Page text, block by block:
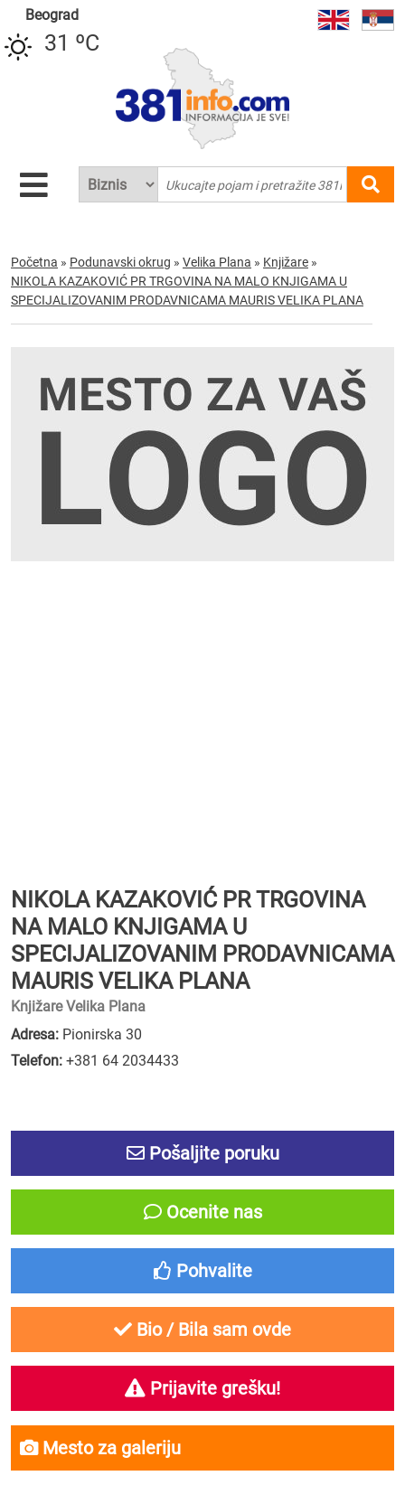
Beograd
31 ºC
Početna » Podunavski okrug » Velika Plana » Knjižare »
NIKOLA KAZAKOVIĆ PR TRGOVINA NA MALO KNJIGAMA U
SPECIJALIZOVANIM PRODAVNICAMA MAURIS VELIKA PLANA
NIKOLA KAZAKOVIĆ PR TRGOVINA
NA MALO KNJIGAMA U
SPECIJALIZOVANIM PRODAVNICAMA
MAURIS VELIKA PLANA
Knjižare Velika Plana
Adresa: Pionirska 30
Telefon: +381 64 2034433
Pošaljite poruku
Ocenite nas
Pohvalite
Bio / Bila sam ovde
Prijavite grešku!
Mesto za galeriju